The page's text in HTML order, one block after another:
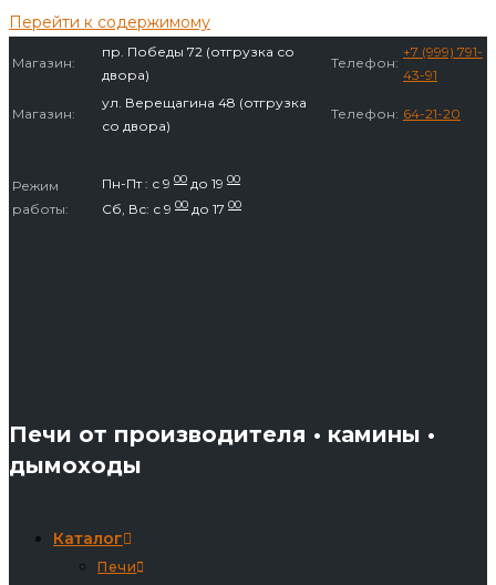
Перейти к содержимому
Магазин:
пр. Победы 72 (отгрузка со
двора)
Телефон:
+7 (999) 791-
43-91
Магазин:
ул. Верещагина 48 (отгрузка
со двора)
Телефон: 64-21-20
Режим
работы:
Пн-Пт : с 9 00 до 19 00
Сб, Вс: с 9 00 до 17 00
Печи от производителя • камины •
дымоходы
Каталог
Печи